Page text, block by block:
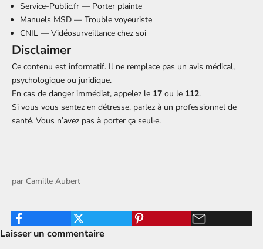
Service-Public.fr — Porter plainte
Manuels MSD — Trouble voyeuriste
CNIL — Vidéosurveillance chez soi
Disclaimer
Ce contenu est informatif. Il ne remplace pas un avis médical,
psychologique ou juridique.
En cas de danger immédiat, appelez le 17 ou le 112.
Si vous vous sentez en détresse, parlez à un professionnel de
santé. Vous n’avez pas à porter ça seul·e.
par Camille Aubert
Laisser un commentaire